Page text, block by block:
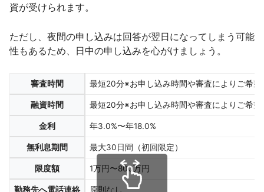
資が受けられます。
ただし、夜間の申し込みは回答が翌日になってしまう可能
性もあるため、日中の申し込みを心がけましょう。
審査時間 最短20分※お申し込み時間や審査によりご希
融資時間 最短20分※お申し込み時間や審査によりご希
金利 年3.0%〜年18.0%
無利息期間 最大30日間（初回限定）
限度額 1万円〜800万円
勤務先へ電話連絡 原則なし